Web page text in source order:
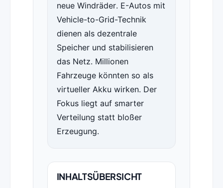
neue Windräder. E-Autos mit
Vehicle-to-Grid-Technik
dienen als dezentrale
Speicher und stabilisieren
das Netz. Millionen
Fahrzeuge könnten so als
virtueller Akku wirken. Der
Fokus liegt auf smarter
Verteilung statt bloßer
Erzeugung.
INHALTSÜBERSICHT